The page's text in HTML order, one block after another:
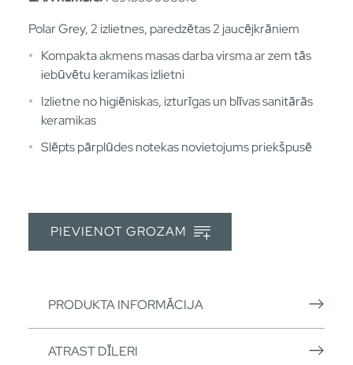
Polar Grey, 2 izlietnes, paredzētas 2 jaucējkrāniem
Kompakta akmens masas darba virsma ar zem tās
iebūvētu keramikas izlietni
Izlietne no higiēniskas, izturīgas un blīvas sanitārās
keramikas
Slēpts pārplūdes notekas novietojums priekšpusē
PIEVIENOT GROZAM
PRODUKTA INFORMĀCIJA
ATRAST DĪLERI